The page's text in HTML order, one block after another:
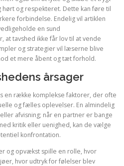
og respekteret. Dette kan føre til
forbindelse. Endelig vil artiklen
en sund
at tavshed ikke får lov til at vende
og strategier vil læserne blive
et mere åbent og tæt forhold.
årsager
en række komplekse faktorer, der ofte
og fælles oplevelser. En almindelig
afvisning; når en partner er bange
kritik eller uenighed, kan de vælge
konfrontation.
og opvækst spille en rolle, hvor
hvor udtryk for følelser blev